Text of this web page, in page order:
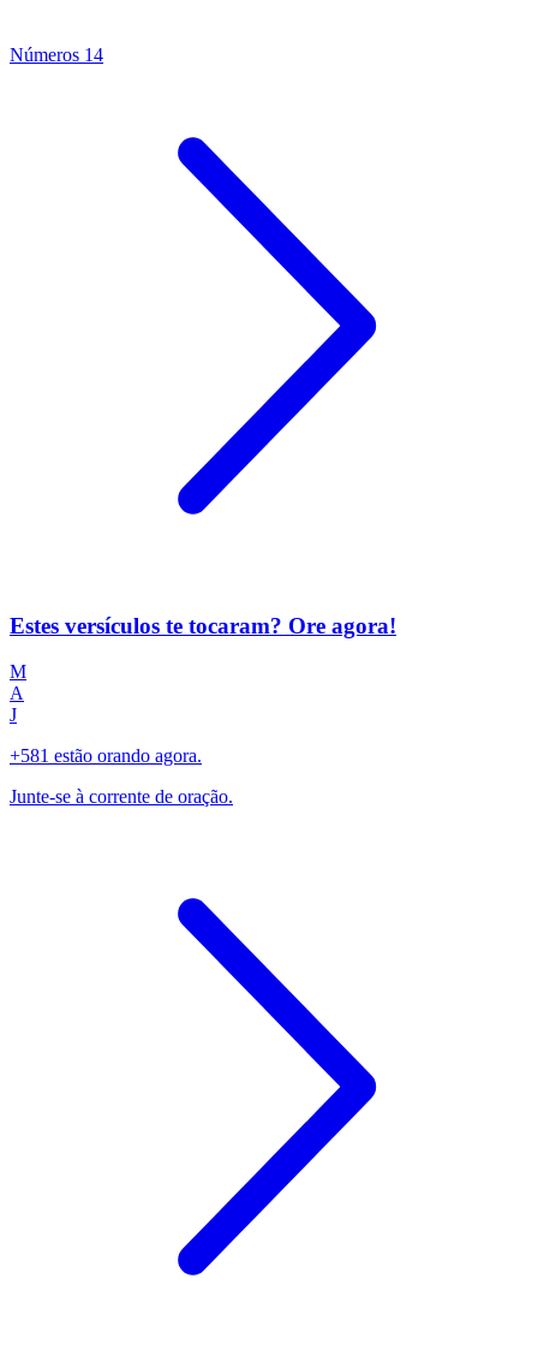
Números 14
Estes versículos te tocaram? Ore agora!
M
A
J
+581 estão orando agora.
Junte-se à corrente de oração.